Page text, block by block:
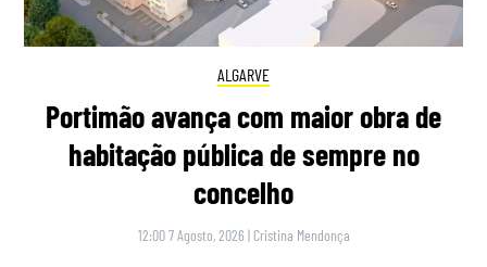
ALGARVE
Portimão avança com maior obra de
habitação pública de sempre no
concelho
12:00 7 Agosto, 2026 | Cristina Mendonça